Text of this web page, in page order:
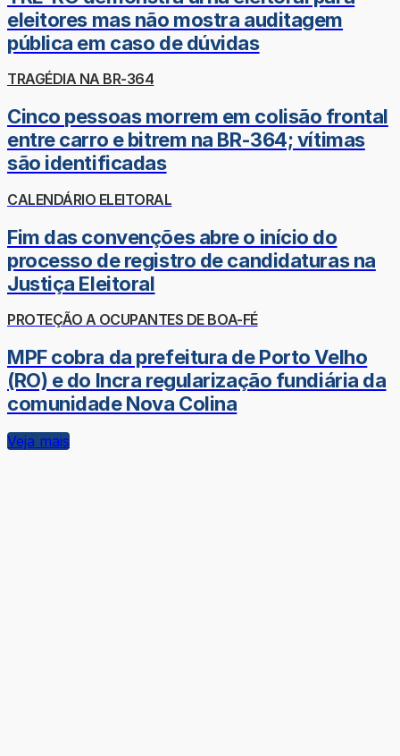
eleitores mas não mostra auditagem
pública em caso de dúvidas
TRAGÉDIA NA BR-364
Cinco pessoas morrem em colisão frontal
entre carro e bitrem na BR-364; vítimas
são identificadas
CALENDÁRIO ELEITORAL
Fim das convenções abre o início do
processo de registro de candidaturas na
Justiça Eleitoral
PROTEÇÃO A OCUPANTES DE BOA-FÉ
MPF cobra da prefeitura de Porto Velho
(RO) e do Incra regularização fundiária da
comunidade Nova Colina
Veja mais